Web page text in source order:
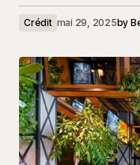
Crédit mai 29, 2025by